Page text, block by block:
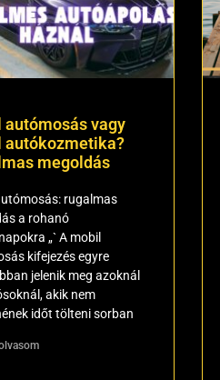
autómosás vagy
autókozmetika?
megoldás
rugalmas
a rohanó
„` A mobil
kifejezés egyre
jelenik meg azoknál
akik nem
időt tölteni sorban